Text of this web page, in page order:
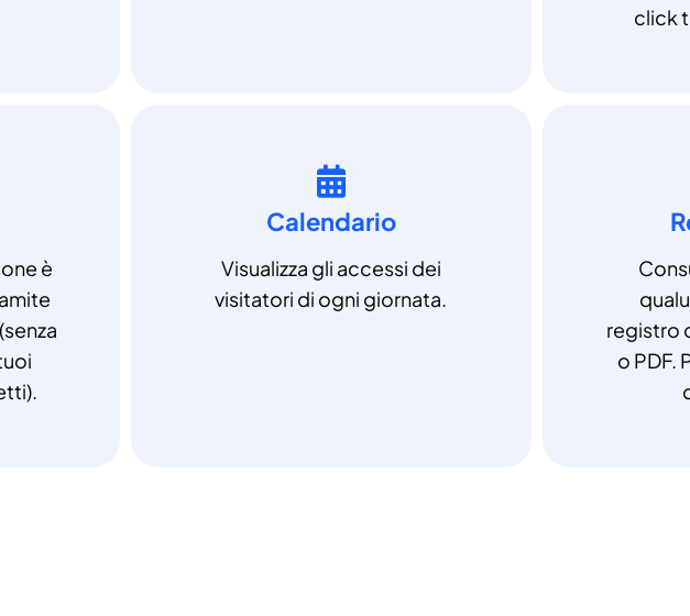
click
è
Calendario
Visualizza gli accessi dei
visitatori di ogni giornata.
registro
o PDF.